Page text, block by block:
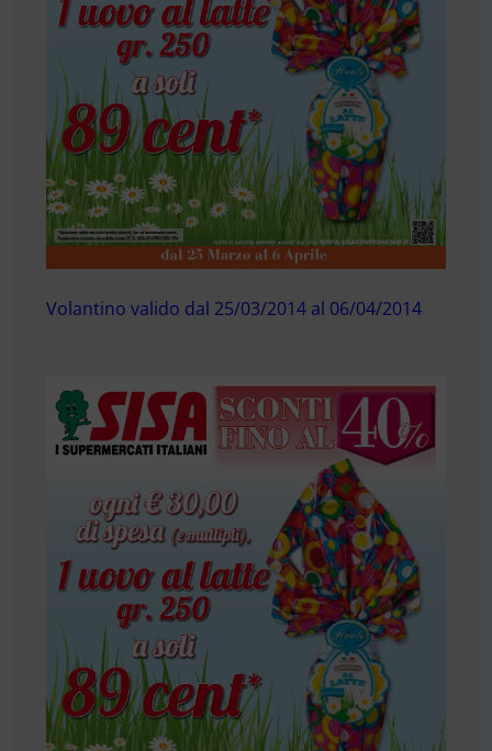
Volantino valido dal 25/03/2014 al 06/04/2014